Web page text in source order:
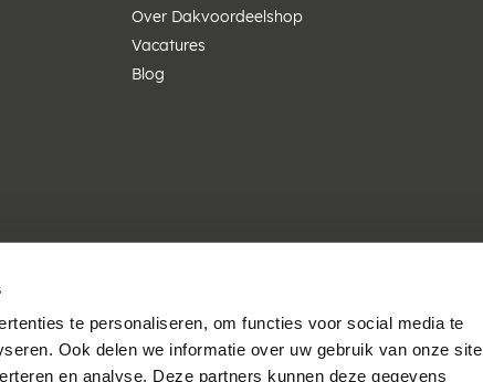
te personaliseren, om functies voor social media te
Ook delen we informatie over uw gebruik van onze site
en analyse. Deze partners kunnen deze gegevens
Over Dakvoordeelshop
Vacatures
Blog